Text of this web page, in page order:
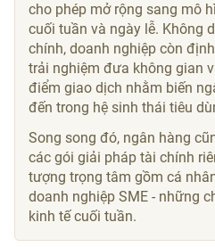
cho phép mở rộng sang mô
cuối tuần và ngày lễ. Không
chính, doanh nghiệp còn
trải nghiệm đưa không gian
điểm giao dịch nhằm biến
đến trong hệ sinh thái tiêu
Song song đó, ngân hàng
các gói giải pháp tài chính
tượng trọng tâm gồm cá
doanh nghiệp SME - những
kinh tế cuối tuần.